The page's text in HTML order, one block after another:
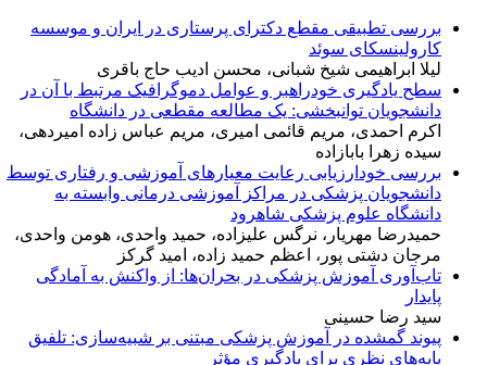
بررسی تطبیقی مقطع دکترای پرستاری در ایران و موسسه
کارولینسکای سوئد
لیلا ابراهیمی شیخ شبانی، محسن ادیب حاج باقری
سطح یادگیری خودراهبر و عوامل دموگرافیک مرتبط با آن در
دانشجویان توانبخشی: یک مطالعه مقطعی در دانشگاه
اکرم احمدی، مریم قائمی امیری، مریم عباس زاده امیردهی،
سیده زهرا بابازاده
بررسی خودارزیابی رعایت معیارهای آموزشی و رفتاری توسط
دانشجویان پزشکی در مراکز آموزشی درمانی وابسته به
دانشگاه علوم پزشکی شاهرود
حمیدرضا مهریار، نرگس علیزاده، حمید واحدی، هومن واحدی،
مرجان دشتی پور، اعظم حمید زاده، امید گرکز
تاب‌آوری آموزش پزشکی در بحران‌ها: از واکنش به آمادگی
پایدار
سید رضا حسینی
پیوند گمشده در آموزش پزشکی مبتنی بر شبیه‌سازی: تلفیق
پایه‌های نظری برای یادگیری مؤثر